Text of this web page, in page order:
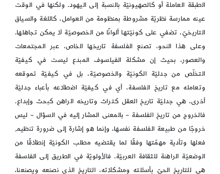
الطبقة العاملة أو كالصهيونيّة بالنسبة إلى اليهود. ولكنها في الوقت
عينه ممارسة نظريّة مشروطة بمنظومة من العوامل، كاللغة والسياق
التاريخيّ، تضفي على كونيّتها ألوانًا من الخصوصيّة لا يمكن تجاهلها.
وعلى هذا النحو، تصنع الفلسفة تاريخها الخاص، عبر المجتمعات
والعصور، بحيث إن مشكلة الفيلسوف المبدع ليست في كيفيّة
التخلّص من جدليّة الكونيّة والخصوصيّة، بل في كيفيّة تموقعه
وتعامله مع تاريخ الفلسفة، أي في كيفيّة اضطلاعه بأعباء جدليّة
أخرى، هي جدليّة تاريخ العقل كتراث وتاريخه الراهن كبحث وإبداع.
فالخروج من تاريخ الفلسفة – بالمعنى المشار إليه في السؤال – ليس
خروجًا من طبيعة الفلسفة نفسها، وإنما هو إشارة إلى ضرورة تنظيم
فعلها وتأدية مهمّتها وفقًا لما يقتضيه مطلب الكونيّة إنطلاقًا من
الوضعيّة الراهنة للثقافة العربيّة. فالأولويّة في الطريق إلى الفلسفة
هي للتاريخ الحيّ بأسئلته ومشكلاته، التاريخ الذي نصنعه ويصنعنا،